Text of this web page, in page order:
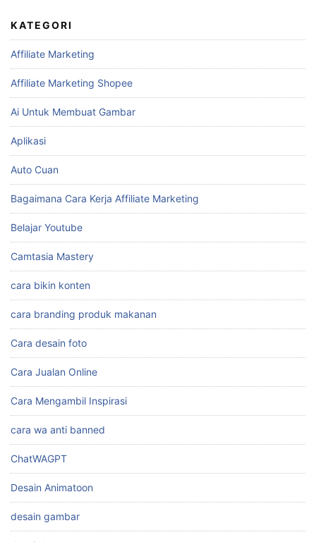
KATEGORI
Affiliate Marketing
Affiliate Marketing Shopee
Ai Untuk Membuat Gambar
Aplikasi
Auto Cuan
Bagaimana Cara Kerja Affiliate Marketing
Belajar Youtube
Camtasia Mastery
cara bikin konten
cara branding produk makanan
Cara desain foto
Cara Jualan Online
Cara Mengambil Inspirasi
cara wa anti banned
ChatWAGPT
Desain Animatoon
desain gambar